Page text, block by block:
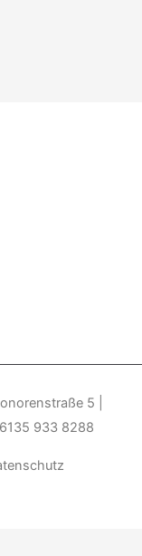
5 |
933 8288